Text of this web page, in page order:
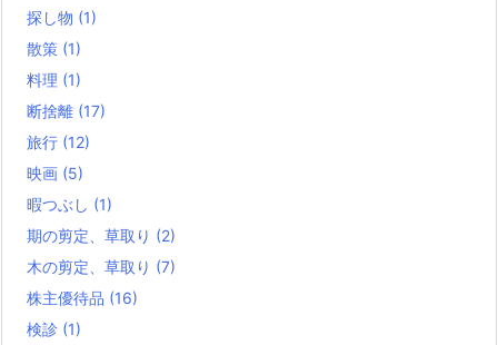
探し物 (1)
散策 (1)
料理 (1)
断捨離 (17)
旅行 (12)
映画 (5)
暇つぶし (1)
期の剪定、草取り (2)
木の剪定、草取り (7)
株主優待品 (16)
検診 (1)